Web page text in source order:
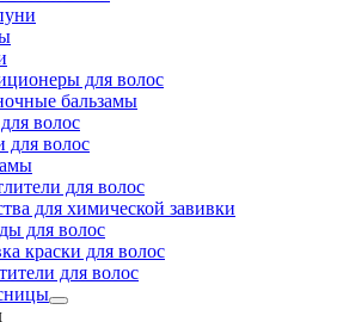
для волос
бальзамы
волос
для волос
для волос
для химической завивки
для волос
краски для волос
для волос